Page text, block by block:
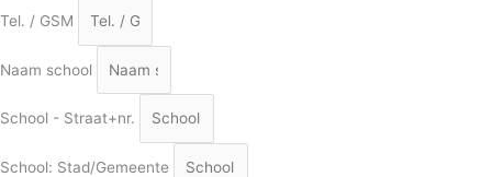
Tel. / GSM
Naam school
School - Straat+nr.
School: Stad/Gemeente